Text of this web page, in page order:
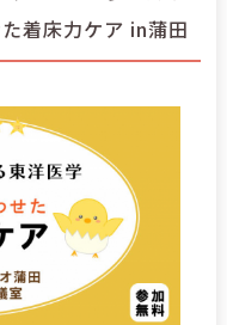
着床力ケア in蒲田